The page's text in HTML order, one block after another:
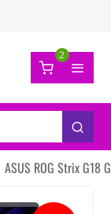
2
ASUS ROG Strix G18